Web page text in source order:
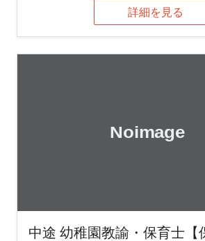
詳細を見る
中途 幼稚園教諭・保育士【